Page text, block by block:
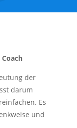
der
darum
Es
und